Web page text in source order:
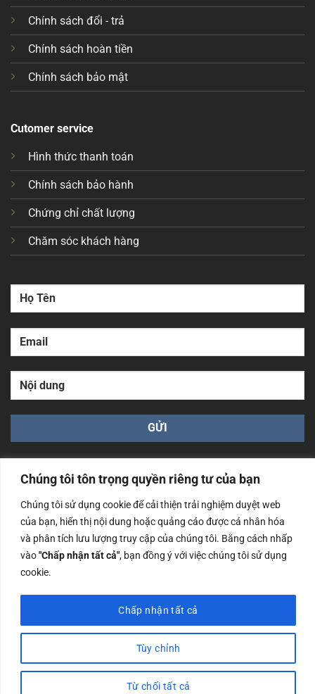
Chúng tôi tôn trọng quyền riêng tư của bạn
Chúng tôi sử dụng cookie để cải thiện trải nghiệm duyệt web
của bạn, hiển thị nội dung hoặc quảng cáo được cá nhân hóa
và phân tích lưu lượng truy cập của chúng tôi. Bằng cách nhấp
vào"Chấp nhận tất cả", bạn đồng ý với việc chúng tôi sử dụng
cookie.
Tùy chỉnh
Từ chối tất cả
Chấp nhận tất cả
Chính sách đổi - trả
Chính sách hoàn tiền
Chính sách bảo mật
Cutomer service
Hình thức thanh toán
Chính sách bảo hành
Chứng chỉ chất lượng
Chăm sóc khách hàng
Công ty TNHH Nam Bình Xương - Số ĐKKD: 0108783483
cấp ngày 14/06/2019 bởi Sở Kế Hoạch và Đầu Tư Tp. Hà
Nội
Copyrights @2023 Nam Binh Xuong. All Rights Reserved